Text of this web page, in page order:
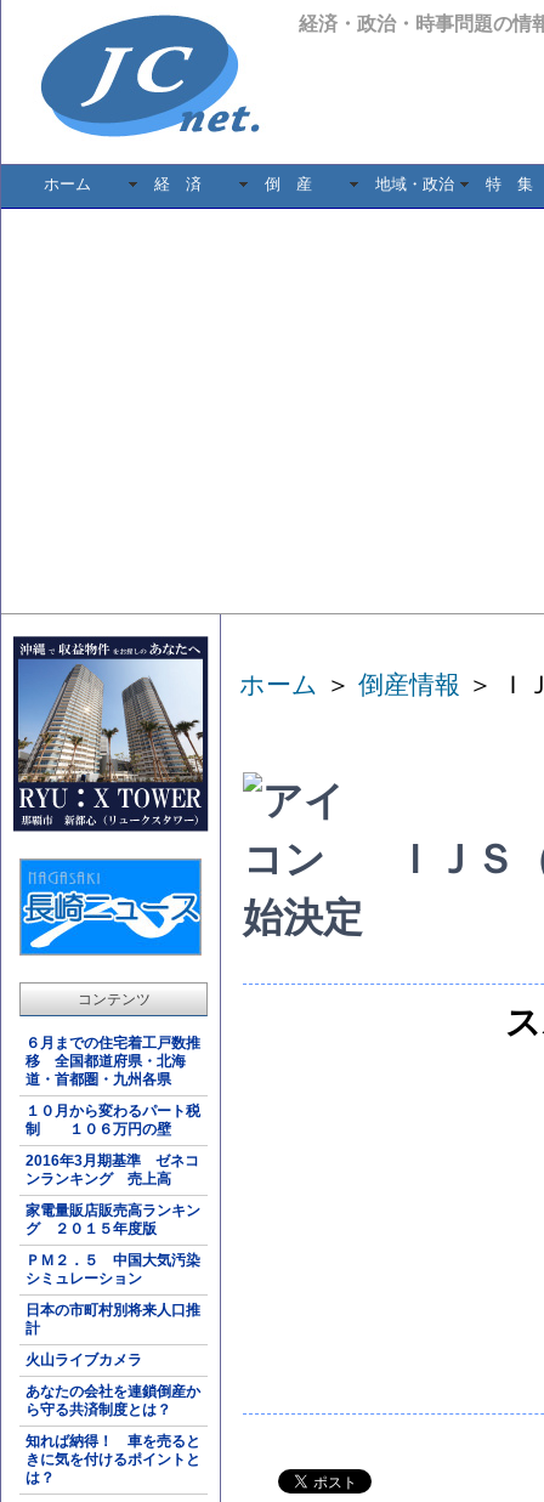
経済・政治・時事問題の情
ホーム 経 済 倒 産 地域・政治 特 集
コンテンツ
６月までの住宅着工戸数推
移 全国都道府県・北海
道・首都圏・九州各県
１０月から変わるパート税
制 １０６万円の壁
2016年3月期基準 ゼネコ
ンランキング 売上高
家電量販店販売高ランキン
グ ２０１５年度版
ＰＭ２．５ 中国大気汚染
シミュレーション
日本の市町村別将来人口推
計
火山ライブカメラ
あなたの会社を連鎖倒産か
ら守る共済制度とは？
知れば納得！ 車を売ると
きに気を付けるポイントと
は？
ホーム ＞ 倒産情報 ＞ Ｉ
ＩＪＳ
始決定